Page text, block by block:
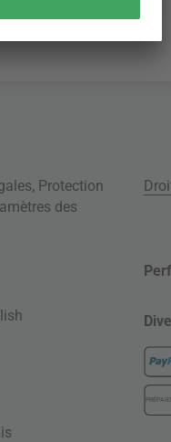
, Protection
des